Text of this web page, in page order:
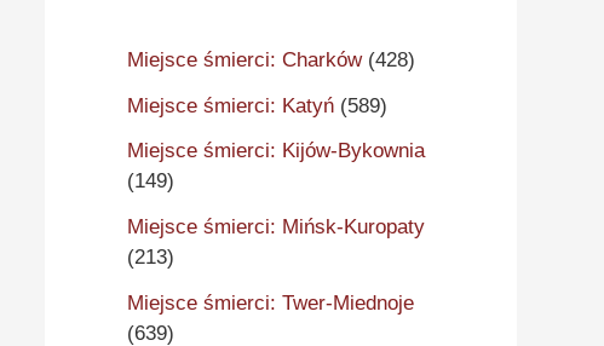
Miejsce śmierci: Charków(428)
Miejsce śmierci: Katyń (589)
Miejsce śmierci: Kijów-Bykownia
(149)
Miejsce śmierci: Mińsk-Kuropaty
(213)
Miejsce śmierci: Twer-Miednoje
(639)